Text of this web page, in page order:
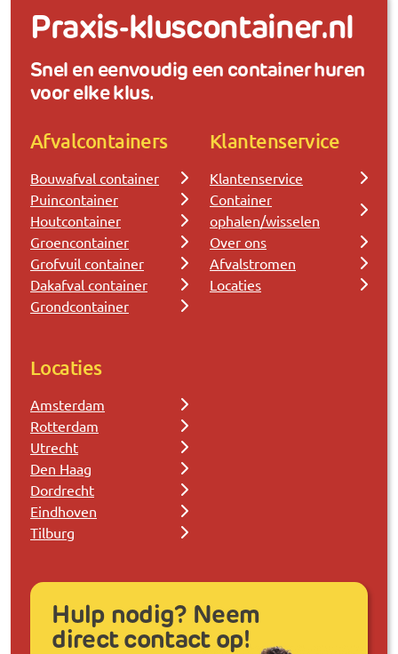
Praxis-kluscontainer.nl
Snel en eenvoudig een container huren
voor elke klus.
Afvalcontainers
Bouwafval container
Puincontainer
Houtcontainer
Groencontainer
Grofvuil container
Dakafval container
Grondcontainer
Klantenservice
Klantenservice
Container
ophalen/wisselen
Over ons
Afvalstromen
Locaties
Locaties
Amsterdam
Rotterdam
Utrecht
Den Haag
Dordrecht
Eindhoven
Tilburg
Hulp nodig? Neem
direct contact op!